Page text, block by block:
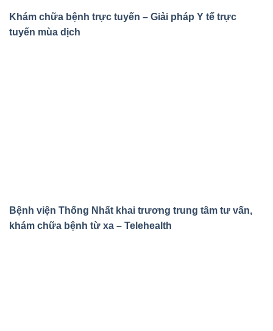
Khám chữa bệnh trực tuyến – Giải pháp Y tế trực
tuyến mùa dịch
Bệnh viện Thống Nhất khai trương trung tâm tư vấn,
khám chữa bệnh từ xa – Telehealth